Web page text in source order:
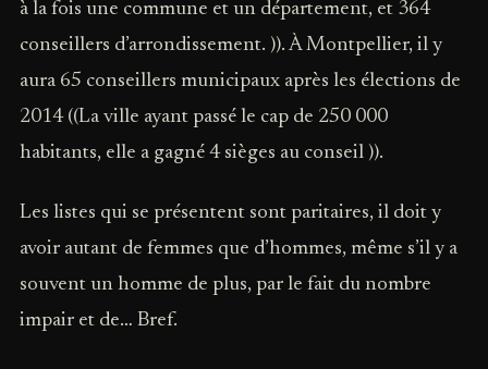
à la fois une commune et un département, et 364
conseillers d’arrondissement. )). À Montpellier, il y
aura 65 conseillers municipaux après les élections de
2014 ((La ville ayant passé le cap de 250 000
habitants, elle a gagné 4 sièges au conseil )).
Les listes qui se présentent sont paritaires, il doit y
avoir autant de femmes que d’hommes, même s’il y a
souvent un homme de plus, par le fait du nombre
impair et de… Bref.